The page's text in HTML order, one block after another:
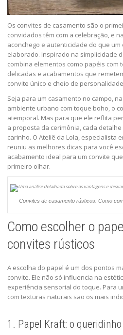
Os convites de casamento são o
convidados têm com a celebração, e
aconchego e autenticidade do que um
elaborado. Inspirado na simplicidade
combina elementos como papéis com
delicadas e acabamentos que
convite único e cheio de
Seja para um casamento no campo,
ambiente urbano com toque boho, o
atemporal. Mas para que ele reflita
a proposta da cerimônia, cada
carinho. O Ateliê da Lola, especialista
reuniu as melhores dicas para você
acabamento ideal para um convite
primeiro olhar.
Convites de casamento rústicos: Como
Como escolher o
convites rústicos
A escolha do papel é um dos pontos
convite. Ele não só influencia na
experiência sensorial do toque. Para
com texturas naturais são os mais
1. Papel Kraft: o